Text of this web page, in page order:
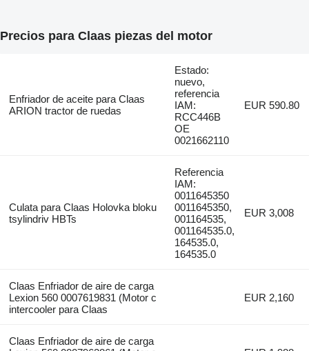
Precios para Claas piezas del motor
Enfriador de aceite para Claas
ARION tractor de ruedas
Estado:
nuevo,
referencia
IAM:
RCC446B
OE
0021662110
EUR 590.80
Culata para Claas Holovka bloku
tsylindriv HBTs
Referencia
IAM:
0011645350
0011645350,
001164535,
001164535.0,
164535.0,
164535.0
EUR 3,008
Claas Enfriador de aire de carga
Lexion 560 0007619831 (Motor c
intercooler para Claas
EUR 2,160
Claas Enfriador de aire de carga